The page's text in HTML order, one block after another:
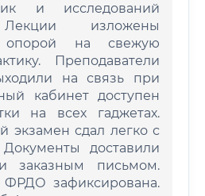
и исследований
изложены
на свежую
Преподаватели
на связь при
кабинет доступен
на всех гаджетах.
экзамен сдал легко с
доставили
заказным письмом.
зафиксирована.